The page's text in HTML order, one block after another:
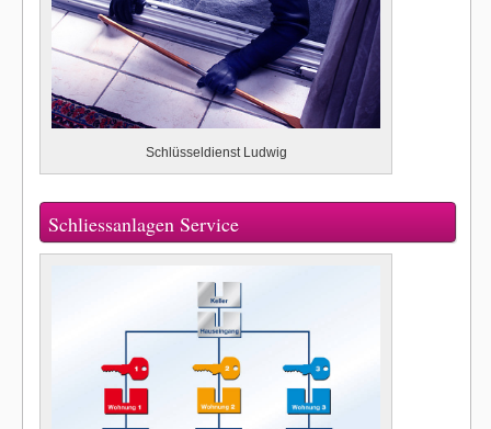
Schlüsseldienst Ludwig
Schliessanlagen Service